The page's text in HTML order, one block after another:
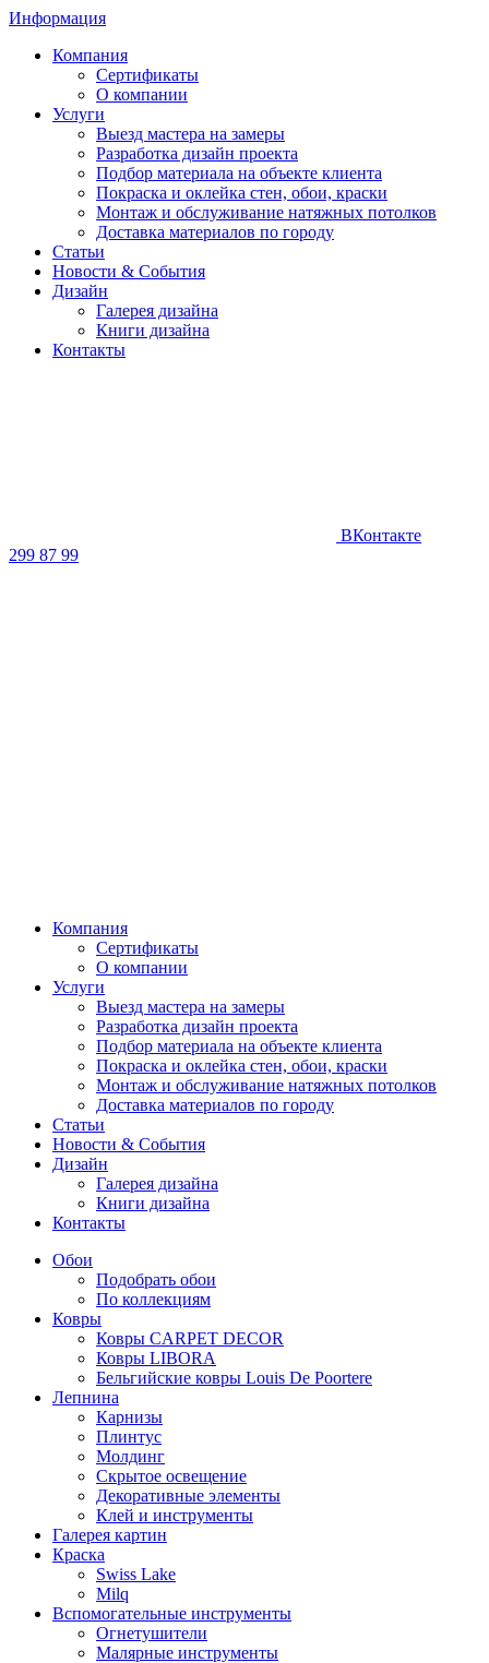
Информация
Компания
Сертификаты
О компании
Услуги
Выезд мастера на замеры
Разработка дизайн проекта
Подбор материала на объекте клиента
Покраска и оклейка стен, обои, краски
Монтаж и обслуживание натяжных потолков
Доставка материалов по городу
Статьи
Новости & События
Дизайн
Галерея дизайна
Книги дизайна
Контакты
ВКонтакте
299 87 99
Компания
Сертификаты
О компании
Услуги
Выезд мастера на замеры
Разработка дизайн проекта
Подбор материала на объекте клиента
Покраска и оклейка стен, обои, краски
Монтаж и обслуживание натяжных потолков
Доставка материалов по городу
Статьи
Новости & События
Дизайн
Галерея дизайна
Книги дизайна
Контакты
Обои
Подобрать обои
По коллекциям
Ковры
Ковры CARPET DECOR
Ковры LIBORA
Бельгийские ковры Louis De Poortere
Лепнина
Карнизы
Плинтус
Молдинг
Скрытое освещение
Декоративные элементы
Клей и инструменты
Галерея картин
Краска
Swiss Lake
Milq
Вспомогательные инструменты
Огнетушители
Малярные инструменты